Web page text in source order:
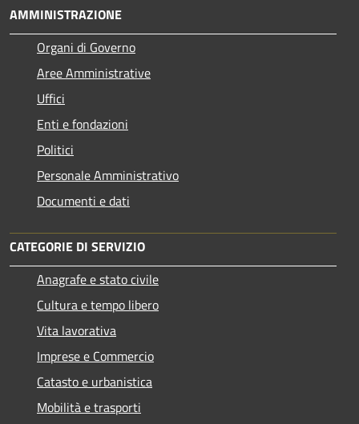
AMMINISTRAZIONE
Organi di Governo
Aree Amministrative
Uffici
Enti e fondazioni
Politici
Personale Amministrativo
Documenti e dati
CATEGORIE DI SERVIZIO
Anagrafe e stato civile
Cultura e tempo libero
Vita lavorativa
Imprese e Commercio
Catasto e urbanistica
Mobilità e trasporti